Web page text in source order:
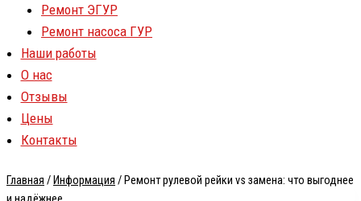
Ремонт ЭГУР
Ремонт насоса ГУР
Наши работы
О нас
Отзывы
Цены
Контакты
Главная / Информация / Ремонт рулевой рейки vs замена: что выгоднее